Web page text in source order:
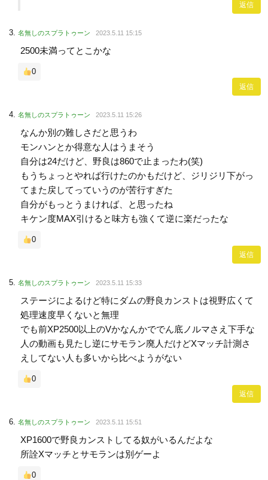
返信
名無しのスプラトゥーン 2023.5.11 15:15
2500未満ってとこかな
0
返信
名無しのスプラトゥーン 2023.5.11 15:26
なんか別の難しさだと思うわ
モンハンとか得意な人はうまそう
自分は24だけど、野良は860で止まったわ(笑)
もうちょっとやれば行けたのかもだけど、ジリジリ下がっ
てまた戻してっていうのが苦行すぎた
自分がもっとうまければ、と思ったね
キケン度MAX引けると味方も強くて逆に楽だったな
0
返信
名無しのスプラトゥーン 2023.5.11 15:33
ステージによるけど特にダムの野良カンストは視野広くて
処理速度早くないと無理
でも前XP2500以上のVかなんかででん底ノルマさえ下手な
人の動画も見たし逆にサモラン廃人だけどXマッチ計測さ
えしてない人も多いから比べようがない
0
返信
名無しのスプラトゥーン 2023.5.11 15:51
XP1600で野良カンストしてる奴がいるんだよな
所詮Xマッチとサモランは別ゲーよ
0